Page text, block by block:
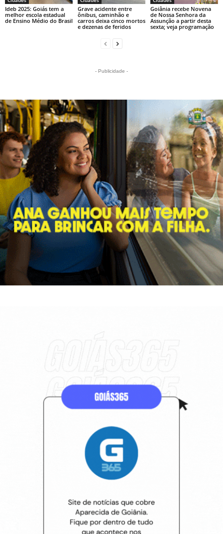
Ideb 2025: Goiás tem a
melhor escola estadual
de Ensino Médio do Brasil
Grave acidente entre
ônibus, caminhão e
carros deixa cinco mortos
e dezenas de feridos
Goiânia recebe Novena
de Nossa Senhora da
Assunção a partir desta
sexta; veja programação
- Publicidade -